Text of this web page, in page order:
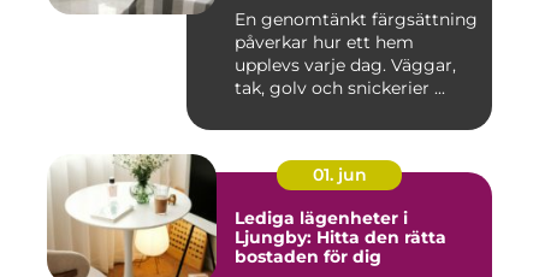
En genomtänkt färgsättning
påverkar hur ett hem
upplevs varje dag. Väggar,
tak, golv och snickerier ...
01. jun
Lediga lägenheter i
Ljungby: Hitta den rätta
bostaden för dig